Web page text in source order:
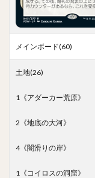
メインボード(60)
土地(26)
1《アダーカー荒原》
2《地底の大河》
4《闇滑りの岸》
1《コイロスの洞窟》